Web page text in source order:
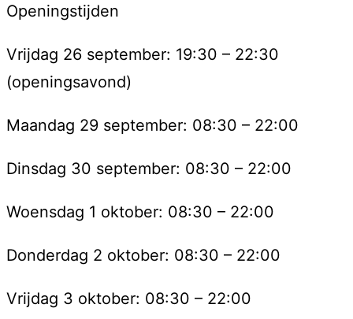
Openingstijden
Vrijdag 26 september: 19:30 – 22:30
(openingsavond)
Maandag 29 september: 08:30 – 22:00
Dinsdag 30 september: 08:30 – 22:00
Woensdag 1 oktober: 08:30 – 22:00
Donderdag 2 oktober: 08:30 – 22:00
Vrijdag 3 oktober: 08:30 – 22:00